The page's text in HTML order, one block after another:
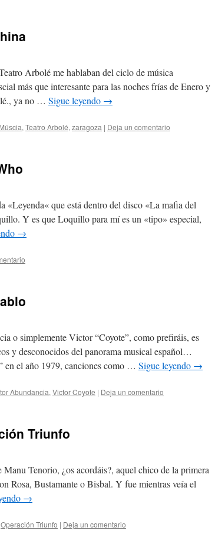
Arbolé me hablaban del ciclo de música
más que interesante para las noches frías de Enero y
ya no … Sigue leyendo →
Múscia, Teatro Arbolé, zaragoza | Deja un comentario
que está dentro del disco «La mafia del
Y es que Loquillo para mí es un «tipo» especial,
→
o simplemente Victor “Coyote”, como prefiráis, es
y desconocidos del panorama musical español…
en el año 1979, canciones como … Sigue leyendo →
Abundancia, Victor Coyote | Deja un comentario
Triunfo
Tenorio, ¿os acordáis?, aquel chico de la primera
Rosa, Bustamante o Bisbal. Y fue mientras veía el
→
Operación Triunfo | Deja un comentario